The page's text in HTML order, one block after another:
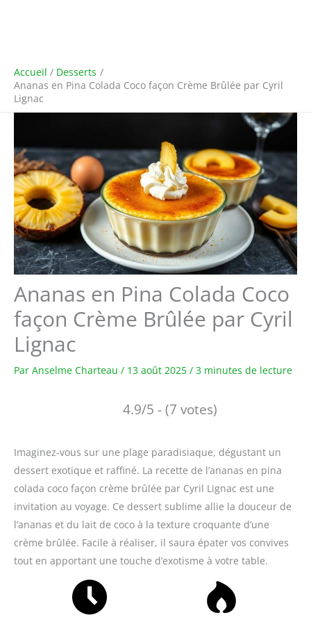
Accueil
Desserts
Ananas en Pina Colada Coco façon Crème Brûlée par Cyril
Lignac
Ananas en Pina Colada Coco
façon Crème Brûlée par Cyril
Lignac
Par Anselme Charteau / 13 août 2025 / 3 minutes de lecture
4.9/5 - (7 votes)
Imaginez-vous sur une plage paradisiaque, dégustant un
dessert exotique et raffiné. La recette de l’ananas en pina
colada coco façon crème brûlée par Cyril Lignac est une
invitation au voyage. Ce dessert sublime allie la douceur de
l’ananas et du lait de coco à la texture croquante d’une
crème brûlée. Facile à réaliser, il saura épater vos convives
tout en apportant une touche d’exotisme à votre table.